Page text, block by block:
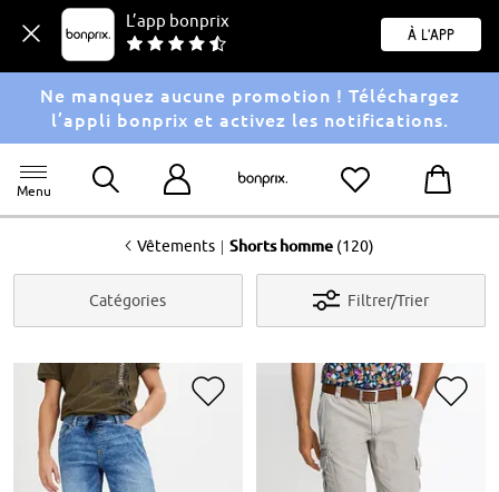
L’app bonprix
À l'app
Ne manquez aucune promotion ! Téléchargez
l’appli bonprix et activez les notifications.
Menu
<Vêtements | Shorts homme (120)
Catégories Filtrer/Trier